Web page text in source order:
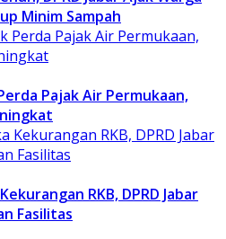
Minim Sampah
Pajak Air Permukaan,
RKB, DPRD Jabar
Fasilitas